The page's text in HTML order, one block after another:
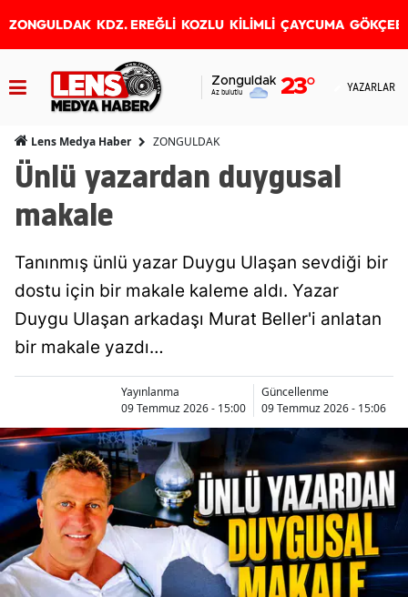
ZONGULDAK KDZ. EREĞLİ KOZLU KİLİMLİ ÇAYCUMA
Zonguldak
Az bulutlu 23° YAZARLAR
Lens Medya Haber ZONGULDAK
Ünlü yazardan duygusal
makale
Tanınmış ünlü yazar Duygu Ulaşan sevdiği bir
dostu için bir makale kaleme aldı. Yazar
Duygu Ulaşan arkadaşı Murat Beller'i anlatan
bir makale yazdı…
Yayınlanma
09 Temmuz 2026 - 15:00
Güncellenme
09 Temmuz 2026 - 15:06